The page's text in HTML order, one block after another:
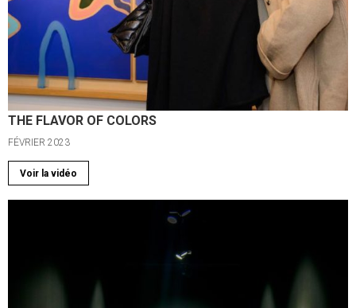
THE FLAVOR OF COLORS
FÉVRIER 2023
Voir la vidéo